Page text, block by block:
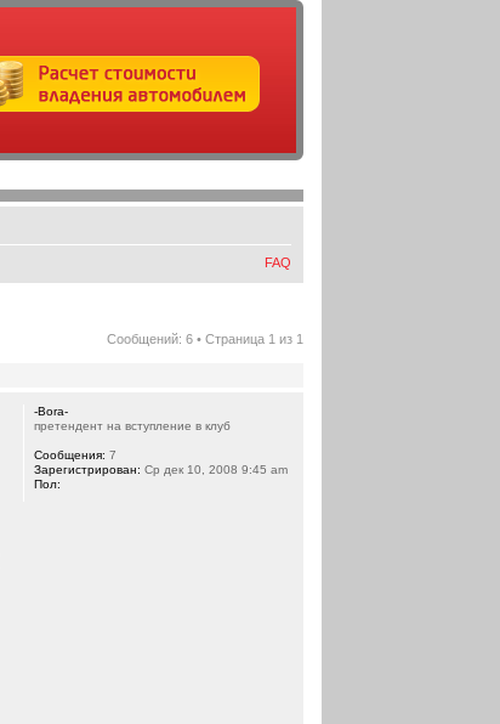
FAQ
Сообщений: 6 • Страница 1 из 1
-Bora-
претендент на вступление в клуб
Сообщения: 7
Зарегистрирован: Ср дек 10, 2008 9:45 am
Пол: